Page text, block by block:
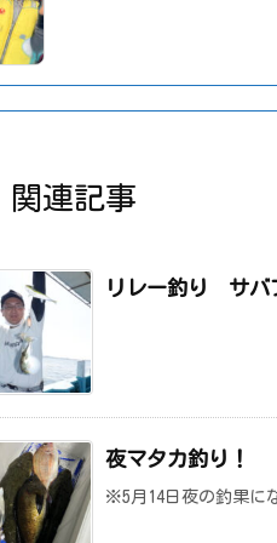
関連記事
リレー釣り サバ
夜マタカ釣り！
※5月14日夜の釣果に